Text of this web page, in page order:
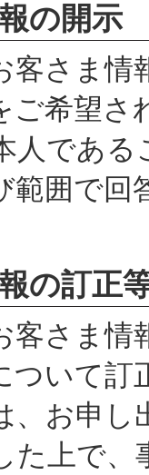
の開示
客さま
ご希望さ
人であ
範囲で回
の訂正
客さま
ついて訂
、お申
た上で